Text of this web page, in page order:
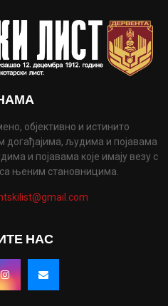
објективно и истинито
догађајима, људима и појавама
и појавама које имају везу с
њеним становницима.
НАС